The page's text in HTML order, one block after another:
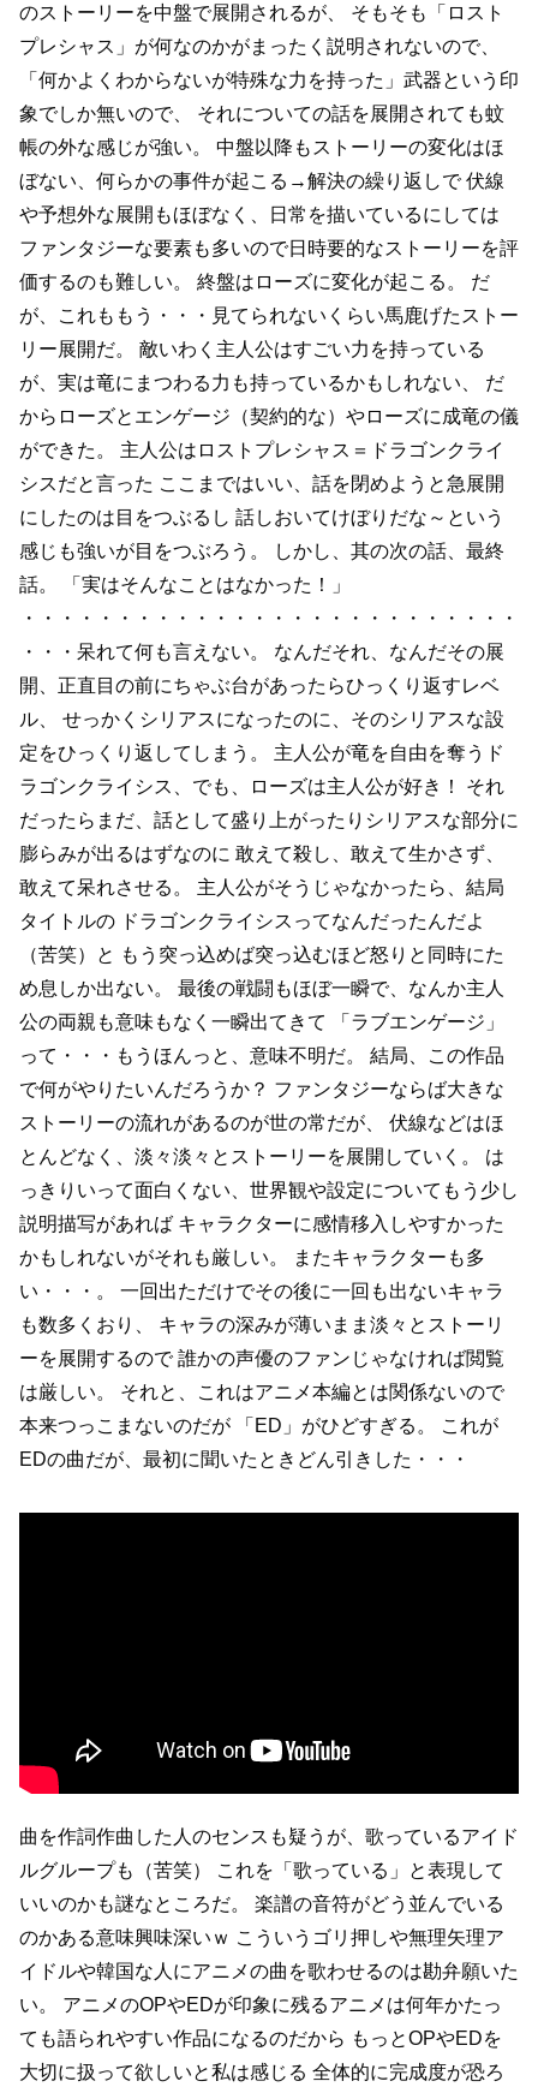
のストーリーを中盤で展開されるが、
そもそも「ロスト
プレシャス」が何なのかがまったく説明されないので、
「何かよくわからないが特殊な力を持った」武器という印
象でしか無いので、
それについての話を展開されても蚊
帳の外な感じが強い。
中盤以降もストーリーの変化はほ
ぼない、何らかの事件が起こる→解決の繰り返しで伏線
や予想外な展開もほぼなく、日常を描いているにしては
ファンタジーな要素も多いので日時要的なストーリーを評
価するのも難しい。
終盤はローズに変化が起こる。
だ
が、これももう・・・見てられないくらい馬鹿げたストー
リー展開だ。
敵いわく主人公はすごい力を持っている
が、実は竜にまつわる力も持っているかもしれない、
だ
からローズとエンゲージ（契約的な）やローズに成竜の儀
ができた。
主人公はロストプレシャス＝ドラゴンクライ
シスだと言った ここまではいい、話を閉めようと急展開
にしたのは目をつぶるし 話しおいてけぼりだな～という
感じも強いが目をつぶろう。
しかし、其の次の話、最終
話。
「実はそんなことはなかった！」
・・・・・・・・・・・・・・・・・・・・・・・・・・
・・・呆れて何も言えない。
なんだそれ、なんだその展
開、正直目の前にちゃぶ台があったらひっくり返すレベ
ル、
せっかくシリアスになったのに、そのシリアスな設
定をひっくり返してしまう。
主人公が竜を自由を奪うド
ラゴンクライシス、でも、ローズは主人公が好き！
それ
だったらまだ、話として盛り上がったりシリアスな部分に
膨らみが出るはずなのに 敢えて殺し、敢えて生かさず、
敢えて呆れさせる。
主人公がそうじゃなかったら、結局
タイトルの ドラゴンクライシスってなんだったんだよ
（苦笑）と もう突っ込めば突っ込むほど怒りと同時にた
め息しか出ない。
最後の戦闘もほぼ一瞬で、なんか主人
公の両親も意味もなく一瞬出てきて
「ラブエンゲージ」
って・・・もうほんっと、意味不明だ。
結局、この作品
で何がやりたいんだろうか？ ファンタジーならば大きな
ストーリーの流れがあるのが世の常だが、
伏線などはほ
とんどなく、淡々淡々とストーリーを展開していく。
は
っきりいって面白くない、世界観や設定についてもう少し
説明描写があれば キャラクターに感情移入しやすかった
かもしれないがそれも厳しい。
またキャラクターも多
い・・・。
一回出ただけでその後に一回も出ないキャラ
も数多くおり、
キャラの深みが薄いまま淡々とストーリ
ーを展開するので誰かの声優のファンじゃなければ閲覧
は厳しい。
それと、これはアニメ本編とは関係ないので
本来つっこまないのだが 「ED」がひどすぎる。
これが
EDの曲だが、最初に聞いたときどん引きした・・・
曲を作詞作曲した人のセンスも疑うが、歌っているアイド
ルグループも（苦笑）
これを「歌っている」と表現して
いいのかも謎なところだ。
楽譜の音符がどう並んでいる
のかある意味興味深いｗ こういうゴリ押しや無理矢理ア
イドルや韓国な人にアニメの曲を歌わせるのは勘弁願いた
い。
アニメのOPやEDが印象に残るアニメは何年かたっ
ても語られやすい作品になるのだから もっとOPやEDを
大切に扱って欲しいと私は感じる 全体的に完成度が恐ろ